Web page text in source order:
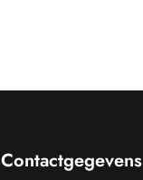
Contactgegevens